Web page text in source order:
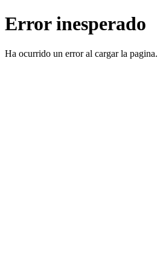
Error inesperado
Ha ocurrido un error al cargar la pagina.